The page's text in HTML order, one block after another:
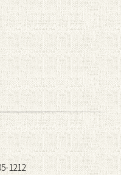
1212